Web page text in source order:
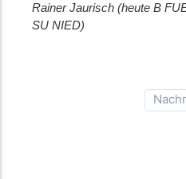
Rainer Jaurisch (heute B
SU NIED)